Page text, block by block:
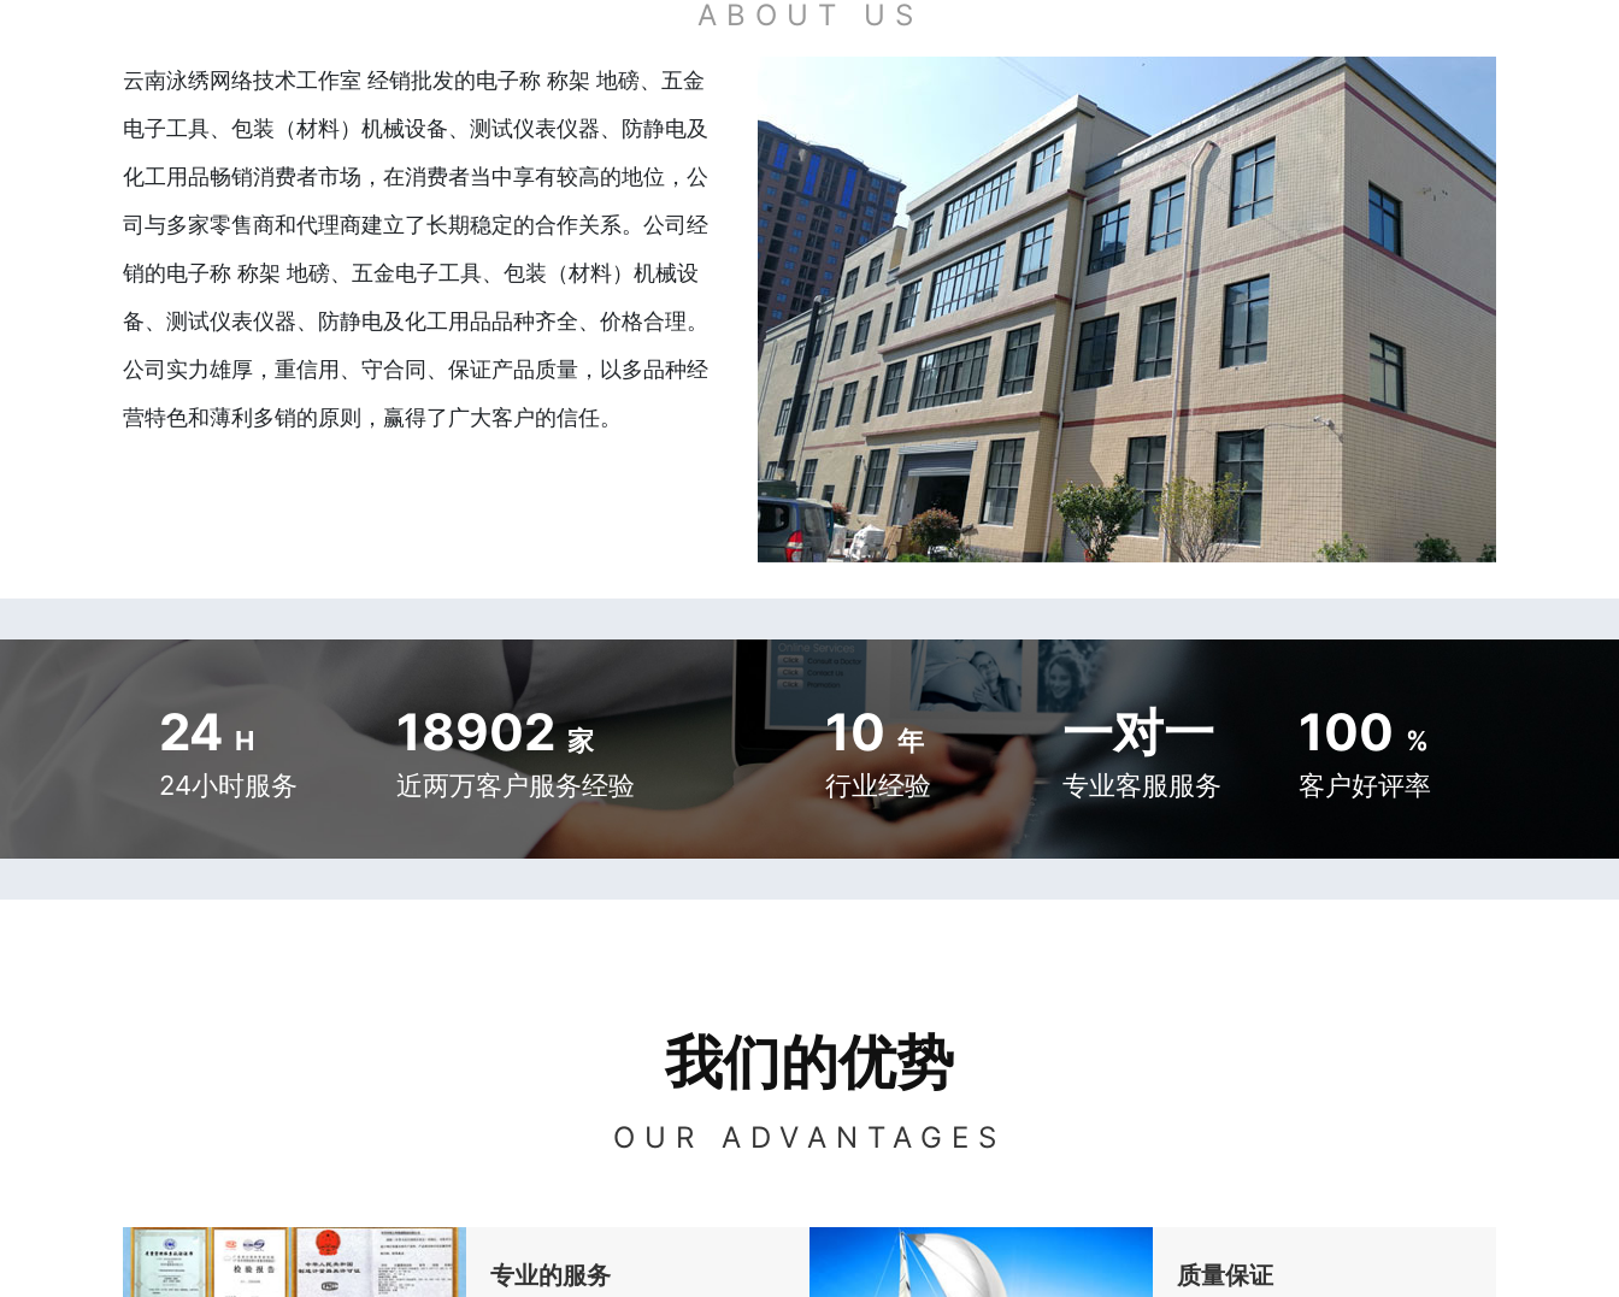
ABOUT US
云南泳绣网络技术工作室 经销批发的电子称 称架 地磅、五金
电子工具、包装（材料）机械设备、测试仪表仪器、防静电及
化工用品畅销消费者市场，在消费者当中享有较高的地位，公
司与多家零售商和代理商建立了长期稳定的合作关系。公司经
销的电子称 称架 地磅、五金电子工具、包装（材料）机械设
备、测试仪表仪器、防静电及化工用品品种齐全、价格合理。
公司实力雄厚，重信用、守合同、保证产品质量，以多品种经
营特色和薄利多销的原则，赢得了广大客户的信任。
24 H
24小时服务
18902 家
近两万客户服务经验
10 年
行业经验
一对一
专业客服服务
100 %
客户好评率
我们的优势
OUR ADVANTAGES
专业的服务 质量保证